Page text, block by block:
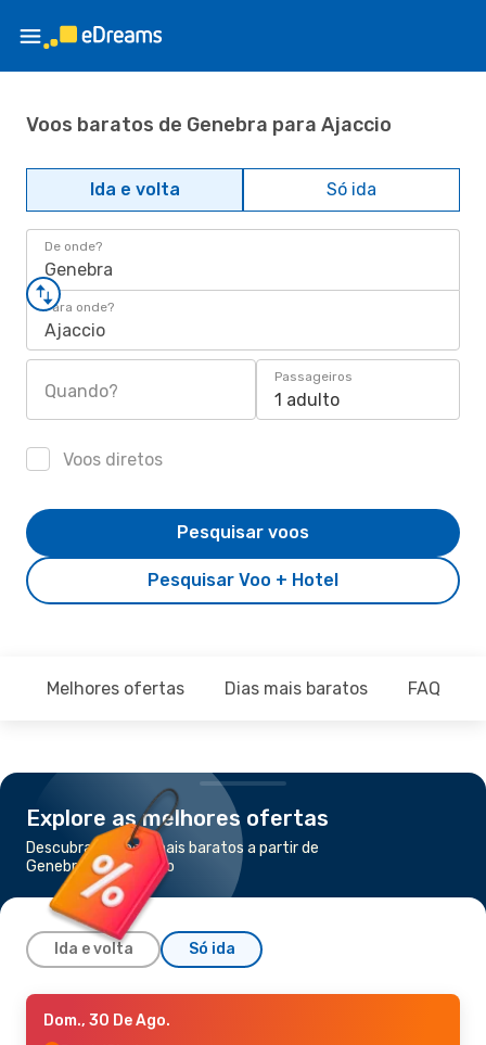
Voos baratos de Genebra para Ajaccio
Ida e volta Só ida
De onde?
Genebra
Para onde?
Ajaccio
Quando?
Passageiros
1 adulto
Voos diretos
Pesquisar Voo + Hotel
Pesquisar voos
Melhores ofertas Dias mais baratos FAQ
Explore as melhores ofertas
Descubra os voos mais baratos a partir de
Genebra para Ajaccio
Ida e volta Só ida
Dom., 30 De Ago.
Dom., 30 De Ago.